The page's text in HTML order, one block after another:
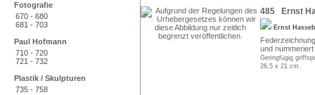
Fotografie
670 - 680
681 - 703
Paul Hofmann
710 - 720
721 - 732
Plastik / Skulpturen
735 - 758
485 Ernst
Ernst
und
Geringfügig
26,5 x 21 cm.